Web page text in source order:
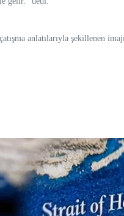
anlatılarıyla şekillenen